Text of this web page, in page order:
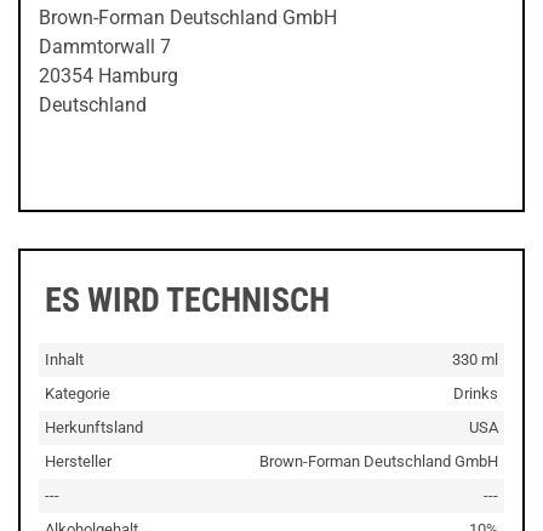
Brown-Forman Deutschland GmbH
Dammtorwall 7
20354 Hamburg
Deutschland
ES WIRD TECHNISCH
Inhalt
330 ml
Kategorie
Drinks
Herkunftsland
USA
Hersteller
Brown-Forman Deutschland GmbH
---
---